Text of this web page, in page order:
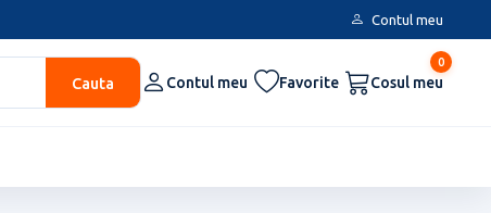
Contul meu
Cauta Contul meu Favorite
0
Cosul meu